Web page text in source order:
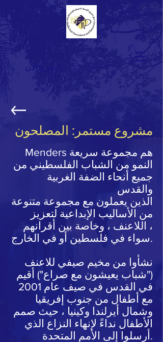
تبرع الآن
مشروع مستمر: المصلحون
Menders هم مجموعة سريعة
النمو من الشباب الفلسطيني من
جميع أنحاء الضفة الغربية
والقدس
الذين يعملون مع مجموعة متنوعة
من الأساليب الإبداعية لتعزيز
اللاعنف ، وخاصة بين أقرانهم ،
سواء في فلسطين أو في الخارج.
نشأوا من مخيم صيفي للاعنف
("شباب يعيشون مع صراع") أقيم
في القدس في صيف عام 2001
مع أطفال من جنوب إفريقيا
وشمال أيرلندا وكينيا ، حيث صمم
الأطفال نداءً لإنهاء النزاع الذي
أرسلوا إلى الأمم المتحدة.